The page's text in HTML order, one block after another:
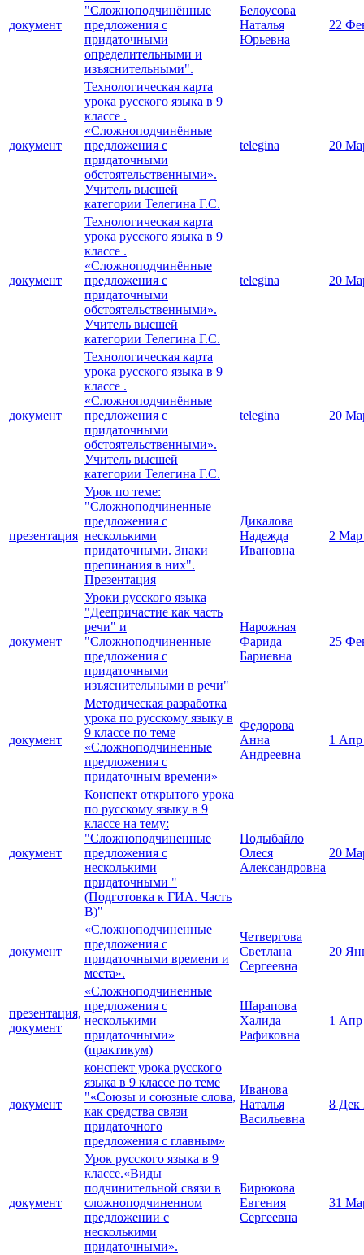
документ
"Сложноподчинённые
предложения с
придаточными
определительными и
изъяснительными".
Белоусова
Наталья
Юрьевна
22
документ
Технологическая карта
урока русского языка в 9
классе .
«Сложноподчинённые
предложения с
придаточными
обстоятельственными».
Учитель высшей
категории Телегина Г.С.
telegina 20
документ
Технологическая карта
урока русского языка в 9
классе .
«Сложноподчинённые
предложения с
придаточными
обстоятельственными».
Учитель высшей
категории Телегина Г.С.
telegina 20
документ
Технологическая карта
урока русского языка в 9
классе .
«Сложноподчинённые
предложения с
придаточными
обстоятельственными».
Учитель высшей
категории Телегина Г.С.
telegina 20
презентация
Урок по теме:
"Сложноподчиненные
предложения с
несколькими
придаточными. Знаки
препинания в них".
Презентация
Дикалова
Надежда
Ивановна
2 Мар
документ
Уроки русского языка
"Деепричастие как часть
речи" и
"Сложноподчиненные
предложения с
придаточными
изъяснительными в речи"
Нарожная
Фарида
Бариевна
25
документ
Методическая разработка
урока по русскому языку в
9 классе по теме
«Сложноподчиненные
предложения с
придаточным времени»
Федорова
Анна
Андреевна
1 Апр
документ
Конспект открытого урока
по русскому языку в 9
классе на тему:
"Сложноподчиненные
предложения с
несколькими
придаточными "
(Подготовка к ГИА. Часть
В)"
Подыбайло
Олеся
Александровна
20
документ
«Сложноподчиненные
предложения с
придаточными времени и
места».
Четвергова
Светлана
Сергеевна
20
презентация,
документ
«Сложноподчиненные
предложения с
несколькими
придаточными»
(практикум)
Шарапова
Халида
Рафиковна
1 Апр
документ
конспект урока русского
языка в 9 классе по теме
"«Союзы и союзные слова,
как средства связи
придаточного
предложения с главным»
Иванова
Наталья
Васильевна
8 Дек
документ
Урок русского языка в 9
классе.«Виды
подчинительной связи в
сложноподчиненном
предложении с
несколькими
придаточными».
Бирюкова
Евгения
Сергеевна
31